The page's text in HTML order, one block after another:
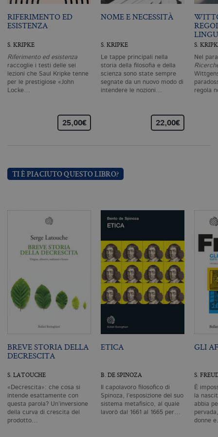
RIFERIMENTO ED
ESISTENZA
S. KRIPKE
Riferimento ed esistenza
raccoglie i testi delle sei
lezioni che Saul Kripke tenne
per le prestigiose «John
Locke…
25,00€
NOME E NECESSITÀ
S. KRIPKE
Le tappe principali nella
storia della filosofia e della
scienza sono state sempre
segnate da un nuovo modo di
intendere le nozioni…
22,00€
S.
Nel
regola
TI È PIACIUTO QUESTO LIBRO?
BREVE STORIA DELLA
DECRESCITA
S. LATOUCHE
«Decrescita»: che cosa si
intende esattamente con
questa parola? Un’inversione
della curva di crescita del
prodotto…
ETICA
B. DE SPINOZA
Il capolavoro filosofico di
Spinoza, l’esposizione del suo
sistema metafisico, al quale
lavorò dal 1661 al 1665 per…
GLI
S.
È
la
abbia
donne
correttamente senza i cookie
strettamente necessari. Col rispetto
delle condizioni previste dal Garante, i
Nome Dominio Scadenza
CookieScriptConsent
.bollatiboringhieri.it 1 mese